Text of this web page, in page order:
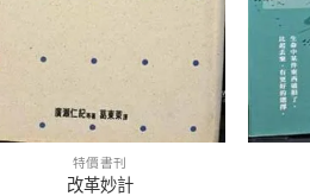
特價書刊
改革妙計